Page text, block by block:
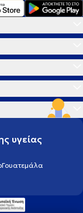
υγείας
Γουατεμάλα